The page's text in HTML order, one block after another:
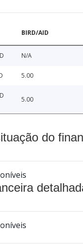
BIRD/AID
N/A
5.00
5.00
do